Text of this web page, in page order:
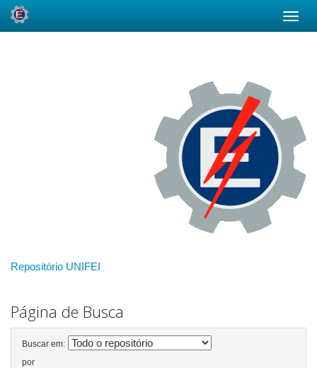
Repositório UNIFEI
Página de Busca
Buscar em:
por